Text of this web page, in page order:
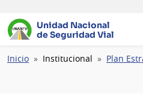
Unidad Nacional
de Seguridad Vial
Ruta
Inicio Institucional Plan